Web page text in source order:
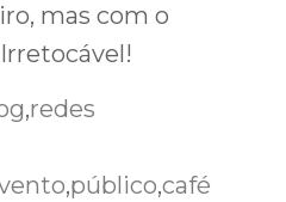
mas com o
,redes
,público,café